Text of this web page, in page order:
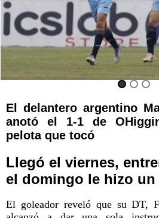
El delantero argentino
anotó el 1-1 de
pelota que tocó
Llegó el viernes,
el domingo le hizo
El goleador reveló que su DT,